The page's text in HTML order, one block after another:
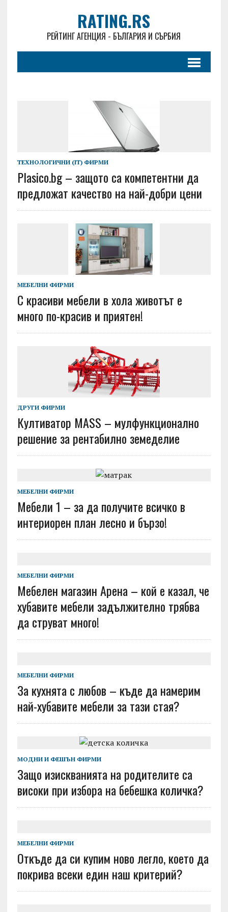
RATING.RS
РЕЙТИНГ АГЕНЦИЯ - БЪЛГАРИЯ И СЪРБИЯ
ТЕХНОЛОГИЧНИ (IT) ФИРМИ
Plasico.bg – защото са компетентни да
предложат качество на най-добри цени
МЕБЕЛНИ ФИРМИ
С красиви мебели в хола животът е
много по-красив и приятен!
ДРУГИ ФИРМИ
Култиватор MASS – мулфункционално
решение за рентабилно земеделие
МЕБЕЛНИ ФИРМИ
Мебели 1 – за да получите всичко в
интериорен план лесно и бързо!
МЕБЕЛНИ ФИРМИ
Мебелен магазин Арена – кой е казал, че
хубавите мебели задължително трябва
да струват много!
МЕБЕЛНИ ФИРМИ
За кухнята с любов – къде да намерим
най-хубавите мебели за тази стая?
МОДНИ И ФЕШЪН ФИРМИ
Защо изискванията на родителите са
високи при избора на бебешка количка?
МЕБЕЛНИ ФИРМИ
Откъде да си купим ново легло, което да
покрива всеки един наш критерий?